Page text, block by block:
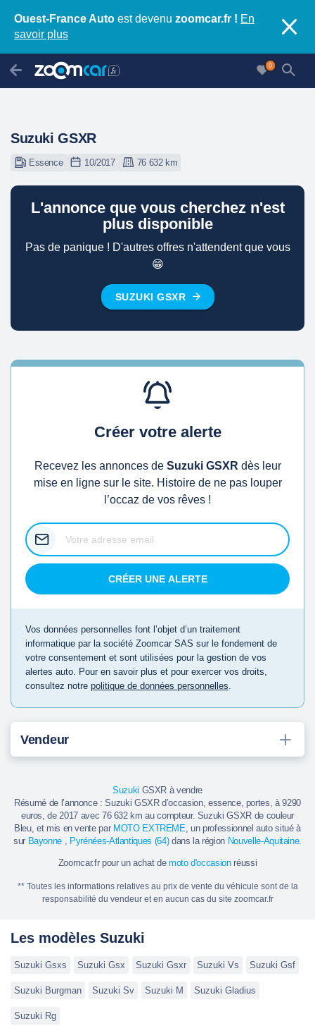
Ouest-France Auto est devenu zoomcar.fr ! En
savoir plus
0
Suzuki GSXR
Essence 10/2017 76 632 km
L'annonce que vous cherchez n'est
plus disponible
Pas de panique ! D'autres offres n'attendent que vous
😁
SUZUKI GSXR
Créer votre alerte
Recevez les annonces de Suzuki GSXR dès leur
mise en ligne sur le site. Histoire de ne pas louper
l’occaz de vos rêves !
CRÉER UNE ALERTE
Vos données personnelles font l’objet d’un traitement
informatique par la société Zoomcar SAS sur le fondement de
votre consentement et sont utilisées pour la gestion de vos
alertes auto. Pour en savoir plus et pour exercer vos droits,
consultez notre politique de données personnelles.
Vendeur
Suzuki GSXR à vendre
Résumé de l’annonce : Suzuki GSXR d’occasion, essence, portes, à 9290
euros, de 2017 avec 76 632 km au compteur. Suzuki GSXR de couleur
Bleu, et mis en vente par MOTO EXTREME, un professionnel auto situé à
sur Bayonne , Pyrénées-Atlantiques (64) dans la région Nouvelle-Aquitaine.
Zoomcar.fr pour un achat de moto d'occasionréussi
** Toutes les informations relatives au prix de vente du véhicule sont de la
responsabilité du vendeur et en aucun cas du site zoomcar.fr
Les modèles Suzuki
Suzuki Gsxs Suzuki Gsx Suzuki Gsxr Suzuki Vs Suzuki Gsf
Suzuki Burgman Suzuki Sv Suzuki M Suzuki Gladius
Suzuki Rg